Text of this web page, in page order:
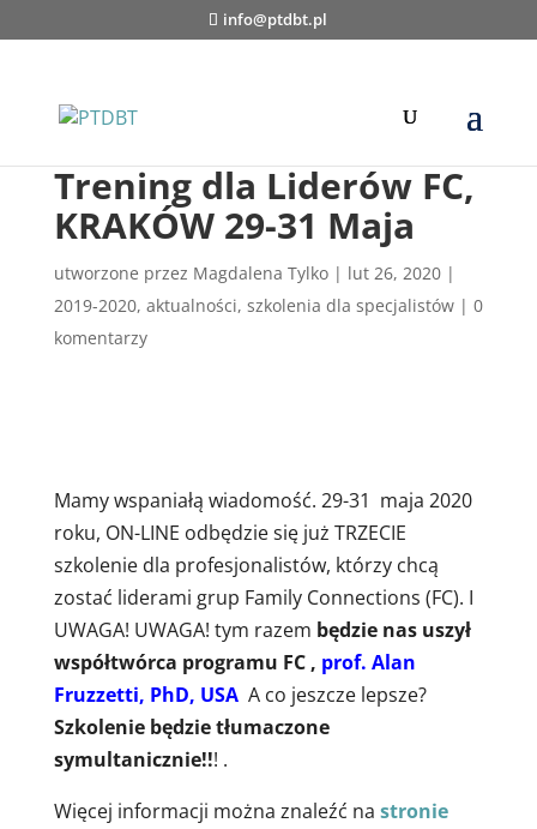
info@ptdbt.pl
Trening dla Liderów FC,
KRAKÓW 29-31 Maja
utworzone przez Magdalena Tylko| lut 26, 2020|
2019-2020, aktualności, szkolenia dla specjalistów| 0
komentarzy
Mamy wspaniałą wiadomość. 29-31 maja 2020
roku, ON-LINE odbędzie się już TRZECIE
szkolenie dla profesjonalistów, którzy chcą
zostać liderami grup Family Connections (FC). I
UWAGA! UWAGA! tym razem będzie nas uszył
współtwórca programu FC , prof. Alan
Fruzzetti, PhD, USA A co jeszcze lepsze?
Szkolenie będzie tłumaczone
symultanicznie!!! .
Więcej informacji można znaleźć na stronie